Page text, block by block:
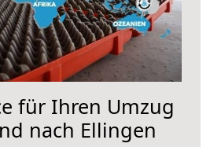
für Ihren Umzug
nach Ellingen